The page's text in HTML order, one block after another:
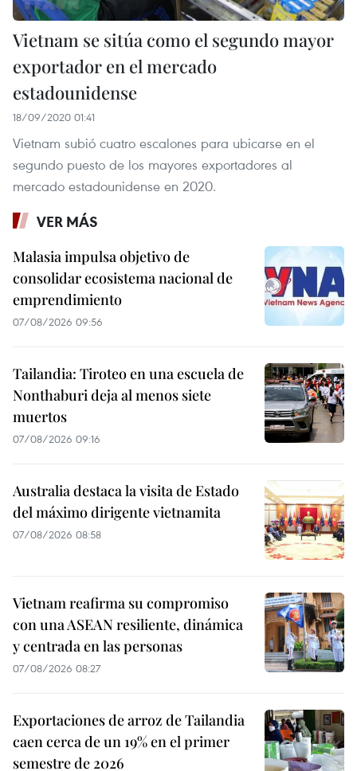
Vietnam se sitúa como el segundo mayor
exportador en el mercado
estadounidense
18/09/2020 01:41
Vietnam subió cuatro escalones para ubicarse en el
segundo puesto de los mayores exportadores al
mercado estadounidense en 2020.
VER MÁS
Malasia impulsa objetivo de
consolidar ecosistema nacional de
emprendimiento
07/08/2026 09:56
Tailandia: Tiroteo en una escuela de
Nonthaburi deja al menos siete
muertos
07/08/2026 09:16
Australia destaca la visita de Estado
del máximo dirigente vietnamita
07/08/2026 08:58
Vietnam reafirma su compromiso
con una ASEAN resiliente, dinámica
y centrada en las personas
07/08/2026 08:27
Exportaciones de arroz de Tailandia
caen cerca de un 19% en el primer
semestre de 2026